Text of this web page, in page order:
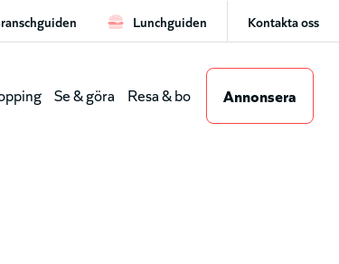
Lunchguiden Kontakta oss
Se & göra Resa & bo Annonsera